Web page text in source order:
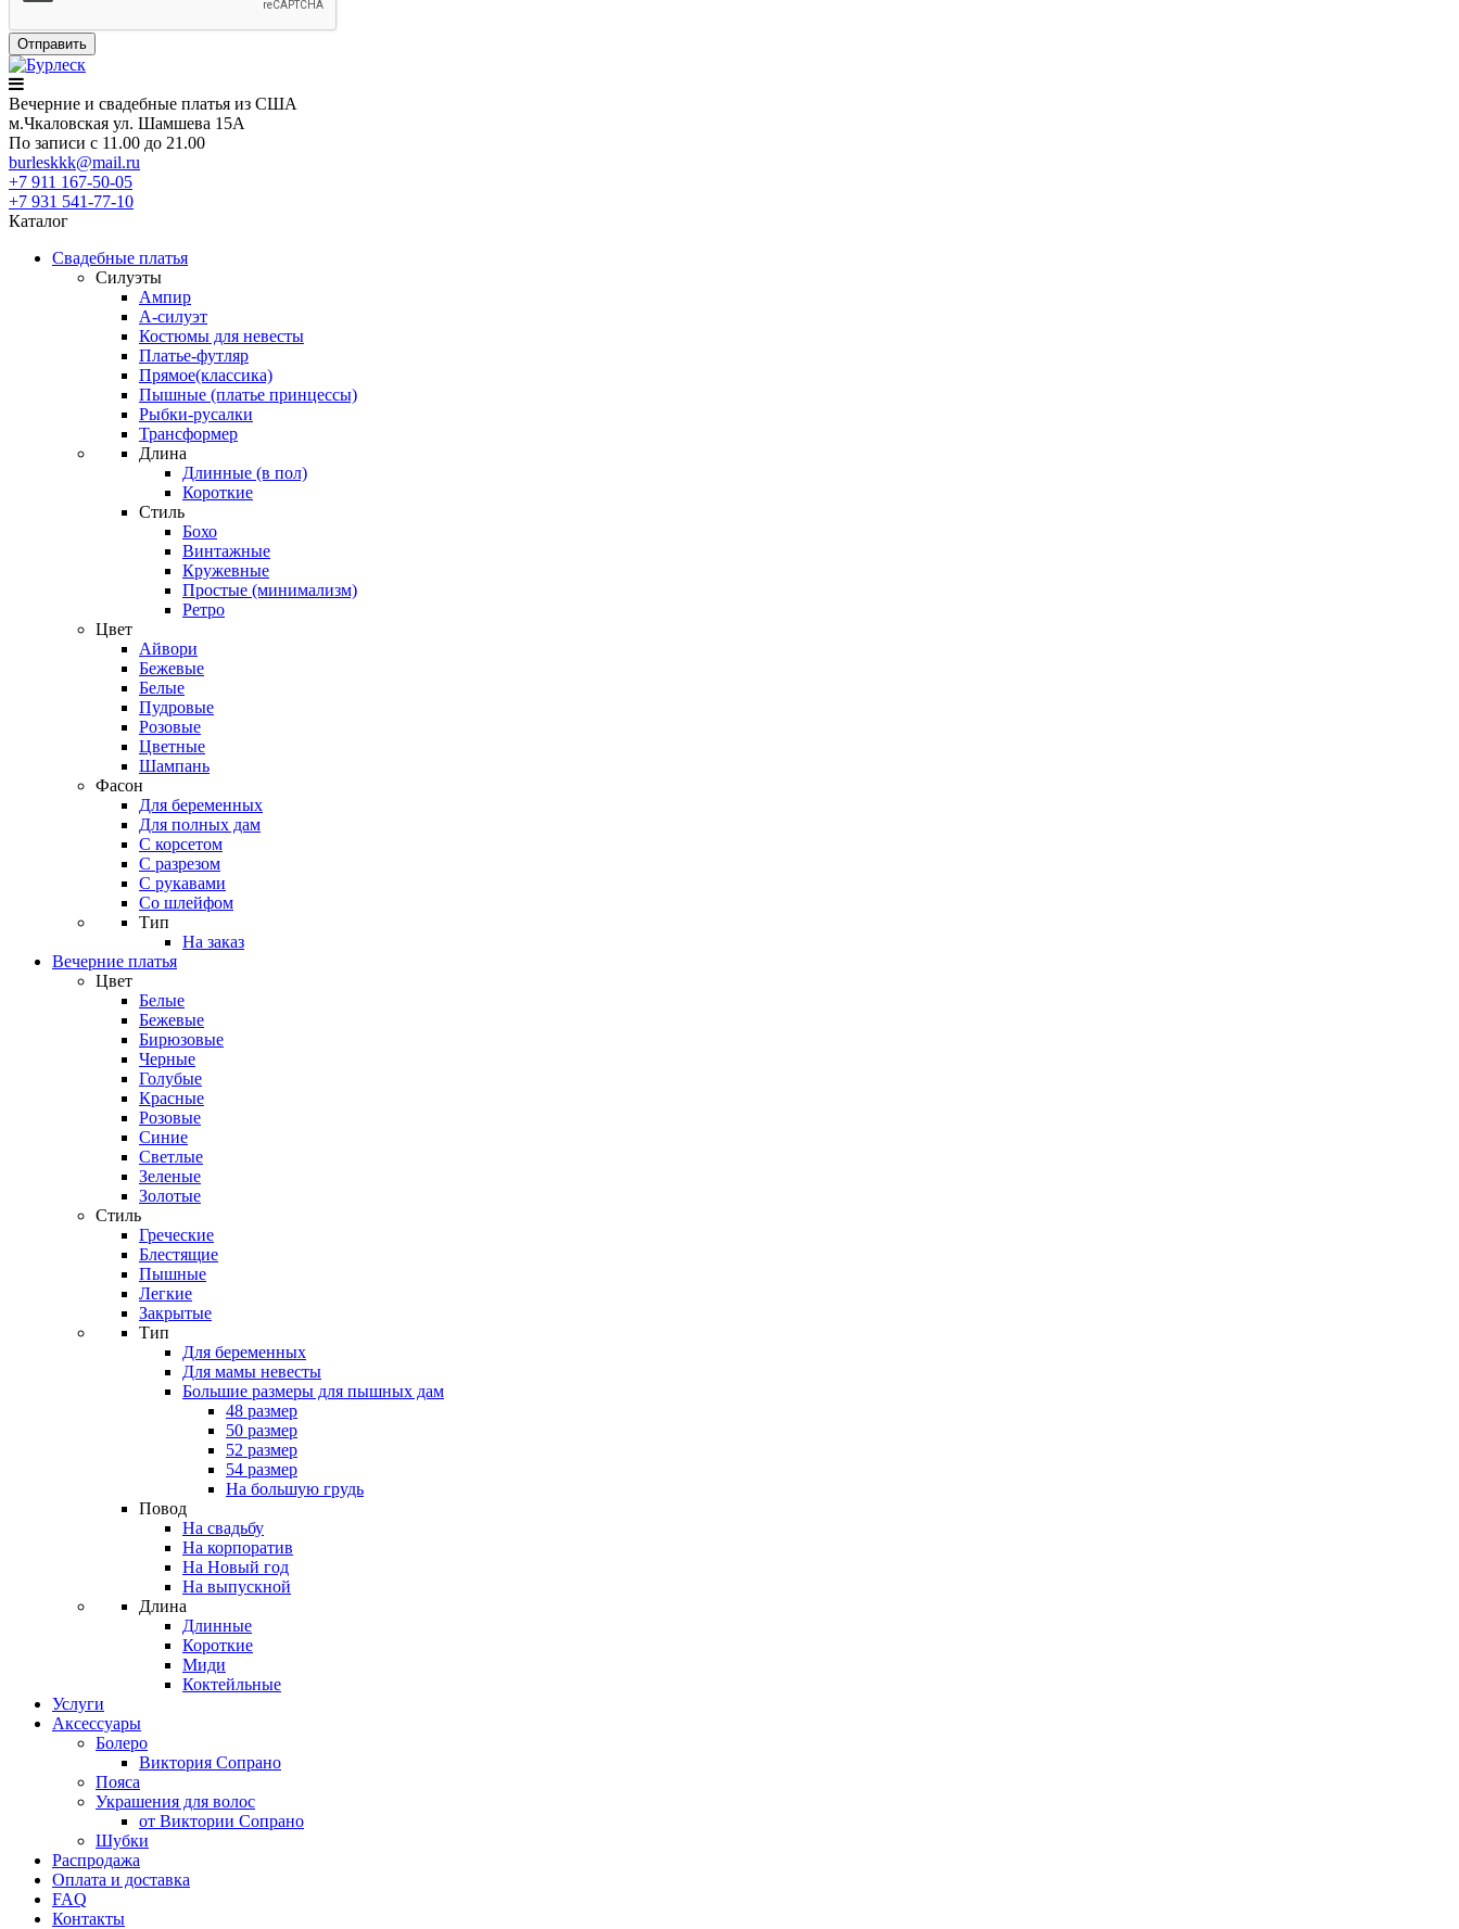
Вечерние и свадебные платья из США
м.Чкаловская ул. Шамшева 15А
По записи с 11.00 до 21.00
burleskkk@mail.ru
+7 911 167-50-05
+7 931 541-77-10
Каталог
Свадебные платья
Силуэты
Ампир
А-силуэт
Костюмы для невесты
Платье-футляр
Прямое(классика)
Пышные (платье принцессы)
Рыбки-русалки
Трансформер
Длина
Длинные (в пол)
Короткие
Стиль
Бохо
Винтажные
Кружевные
Простые (минимализм)
Ретро
Цвет
Айвори
Бежевые
Белые
Пудровые
Розовые
Цветные
Шампань
Фасон
Для беременных
Для полных дам
С корсетом
С разрезом
С рукавами
Со шлейфом
Тип
На заказ
Вечерние платья
Цвет
Белые
Бежевые
Бирюзовые
Черные
Голубые
Красные
Розовые
Синие
Светлые
Зеленые
Золотые
Стиль
Греческие
Блестящие
Пышные
Легкие
Закрытые
Тип
Для беременных
Для мамы невесты
Большие размеры для пышных дам
48 размер
50 размер
52 размер
54 размер
На большую грудь
Повод
На свадьбу
На корпоратив
На Новый год
На выпускной
Длина
Длинные
Короткие
Миди
Коктейльные
Услуги
Аксессуары
Болеро
Виктория Сопрано
Пояса
Украшения для волос
от Виктории Сопрано
Шубки
Распродажа
Оплата и доставка
FAQ
Контакты